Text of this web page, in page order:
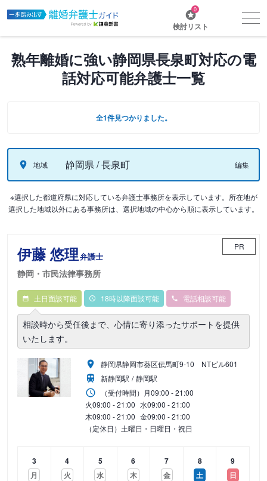
0
検討リスト
熟年離婚に強い静岡県長泉町対応の電
話対応可能弁護士一覧
全1件見つかりました。
地域 静岡県 / 長泉町 編集
※選択した都道府県に対応している弁護士事務所を表示しています。所在地が
選択した地域以外にある事務所は、選択地域の中心から順に表示しています。
伊藤 悠理弁護士
静岡・市民法律事務所
PR
土日面談可能 18時以降面談可能 電話相談可能
相談時から受任後まで、心情に寄り添ったサポートを提供
いたします。
静岡県静岡市葵区伝馬町9‐10 NTビル601
新静岡駅
静岡駅
（受付時間） 月09:00 - 21:00
火09:00 - 21:00 水09:00 - 21:00
木09:00 - 21:00 金09:00 - 21:00
（定休日）土曜日・日曜日・祝日
3
月
4
火
5
水
6
木
7
金
8
土
9
日